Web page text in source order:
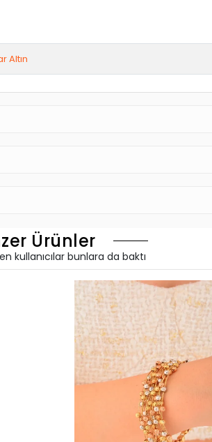
Altın
Ürünler
kullanıcılar bunlara da baktı